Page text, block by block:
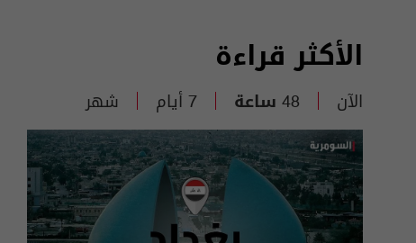
الأكثر قراءة
الآن 48 ساعة 7 أيام شهر